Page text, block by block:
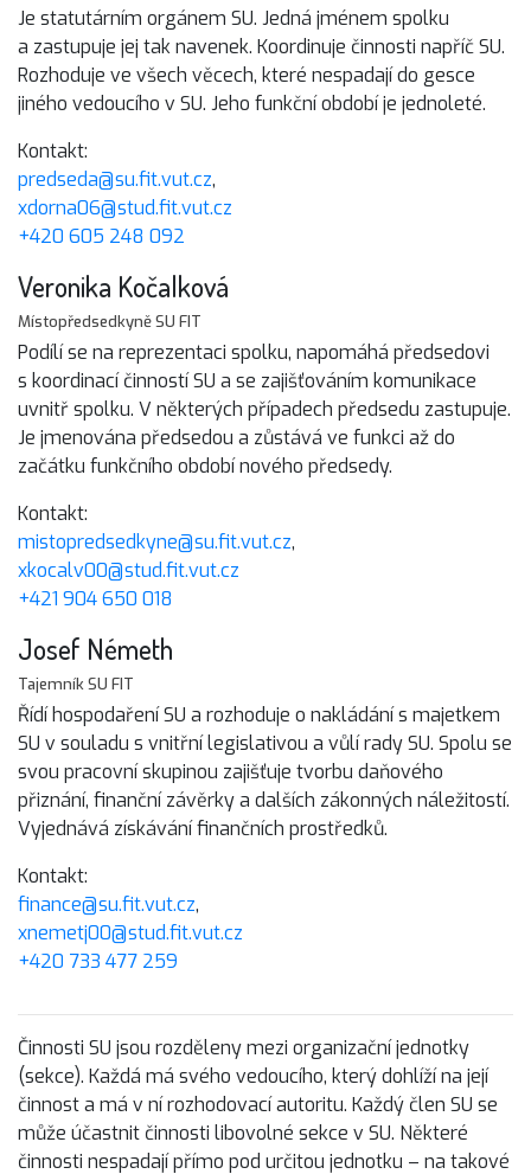
Je statutárním orgánem SU. Jedná jménem spolku
a zastupuje jej tak navenek. Koordinuje činnosti napříč SU.
Rozhoduje ve všech věcech, které nespadají do gesce
jiného vedoucího v SU. Jeho funkční období je jednoleté.
Kontakt:
predseda@su.fit.vut.cz,
xdorna06@stud.fit.vut.cz
+420 605 248 092
Veronika Kočalková
Místopředsedkyně SU FIT
Podílí se na reprezentaci spolku, napomáhá předsedovi
s koordinací činností SU a se zajišťováním komunikace
uvnitř spolku. V některých případech předsedu zastupuje.
Je jmenována předsedou a zůstává ve funkci až do
začátku funkčního období nového předsedy.
Kontakt:
mistopredsedkyne@su.fit.vut.cz,
xkocalv00@stud.fit.vut.cz
+421 904 650 018
Josef Németh
Tajemník SU FIT
Řídí hospodaření SU a rozhoduje o nakládání s majetkem
SU v souladu s vnitřní legislativou a vůlí rady SU. Spolu se
svou pracovní skupinou zajišťuje tvorbu daňového
přiznání, finanční závěrky a dalších zákonných náležitostí.
Vyjednává získávání finančních prostředků.
Kontakt:
finance@su.fit.vut.cz,
xnemetj00@stud.fit.vut.cz
+420 733 477 259
Činnosti SU jsou rozděleny mezi organizační jednotky
(sekce). Každá má svého vedoucího, který dohlíží na její
činnost a má v ní rozhodovací autoritu. Každý člen SU se
může účastnit činnosti libovolné sekce v SU. Některé
činnosti nespadají přímo pod určitou jednotku – na takové